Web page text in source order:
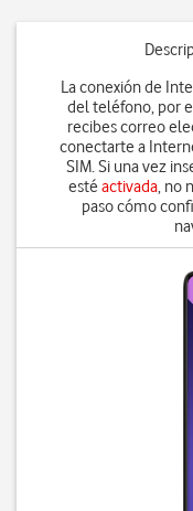
La conexión de
del teléfono, por
recibes correo
conectarte a
SIM. Si una vez
estéactivada, no
paso cómo